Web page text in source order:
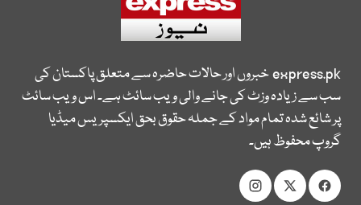
express.pkخبروں اور حالات حاضرہ سے متعلق پاکستان کی
سب سے زیادہ وزٹ کی جانے والی ویب سائٹ ہے۔ اس ویب سائٹ
پر شائع شدہ تمام مواد کے جملہ حقوق بحق ایکسپریس میڈیا
گروپ محفوظ ہیں۔